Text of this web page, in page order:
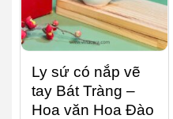
Ly sứ có nắp vẽ
tay Bát Tràng –
Hoa văn Hoa Đào